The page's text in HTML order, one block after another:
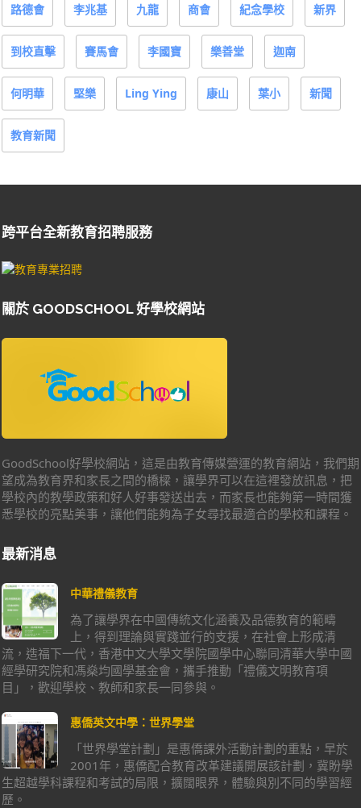
路德會 李兆基 九龍 商會 紀念學校 新界
到校直擊 賽馬會 李國寶 樂善堂 迦南
何明華 堅樂 Ling Ying 康山 葉小 新聞
教育新聞
跨平台全新教育招聘服務
關於 GOODSCHOOL 好學校網站
GoodSchool好學校網站，這是由教育傳媒營運的教育網站，我們期
望成為教育界和家長之間的橋樑，讓學界可以在這裡發放訊息，把
學校內的教學政策和好人好事發送出去，而家長也能夠第一時間獲
悉學校的亮點美事，讓他們能夠為子女尋找最適合的學校和課程。
最新消息
中華禮儀教育
為了讓學界在中國傳統文化涵養及品德教育的範疇
上，得到理論與實踐並行的支援，在社會上形成清
流，造福下一代，香港中文大學文學院國學中心聯同清華大學中國
經學研究院和馮燊均國學基金會，攜手推動「禮儀文明教育項
目」，歡迎學校、教師和家長一同參與。
惠僑英文中學：世界學堂
「世界學堂計劃」是惠僑課外活動計劃的重點，早於
2001年，惠僑配合教育改革建議開展該計劃，冀盼學
生超越學科課程和考試的局限，擴闊眼界，體驗與別不同的學習經
歷。